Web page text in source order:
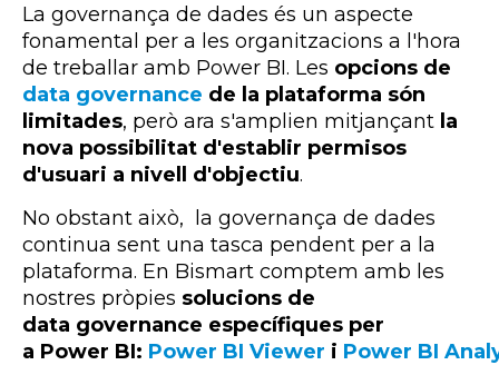
La governança de dades és un aspecte
fonamental per a les organitzacions a l'hora
de treballar amb Power BI. Les opcions de
data governance de la plataforma són
limitades, però ara s'amplien mitjançant la
nova possibilitat d'establir permisos
d'usuari a nivell d'objectiu.
No obstant això, la governança de dades
continua sent una tasca pendent per a la
plataforma. En Bismart comptem amb les
nostres pròpies solucions de
data governance específiques per
a Power BI: Power BI Viewer i Power BI